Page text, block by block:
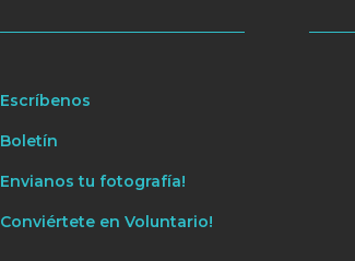
Escríbenos
Boletín
Envianos tu fotografía!
Conviértete en Voluntario!